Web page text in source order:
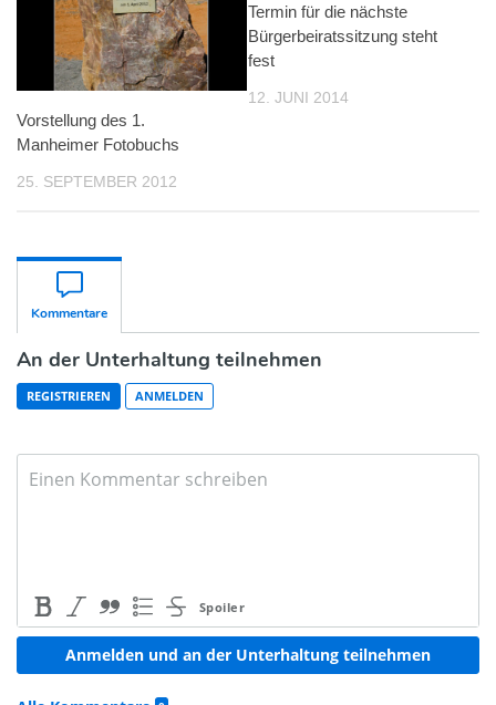
Vorstellung des 1.
Manheimer Fotobuchs
25. SEPTEMBER 2012
Termin für die nächste
Bürgerbeiratssitzung steht
fest
12. JUNI 2014